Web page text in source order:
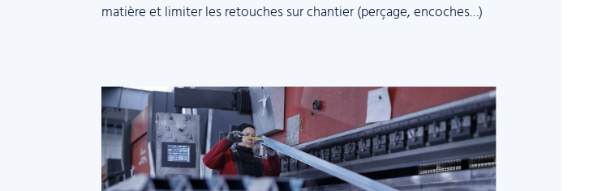
matière et limiter les retouches sur chantier (perçage, encoches…)